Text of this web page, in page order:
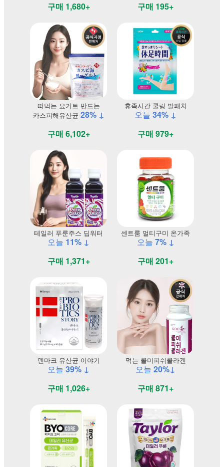
구매 1,680+
구매 195+
떠먹는 요거트 만드는
카스피해유산균 28% ↓
구매 6,102+
휴족시간 쿨링 발패치
오늘 34% ↓
구매 979+
테일러 푸룬주스 딥워터
오늘 11% ↓
구매 1,371+
센트룸 멀티구미 온가족
오늘 7% ↓
구매 201+
덴마크 유산균 이야기
오늘 39% ↓
구매 1,026+
먹는 콜미피쉬콜라겐
오늘 20%↓
구매 871+